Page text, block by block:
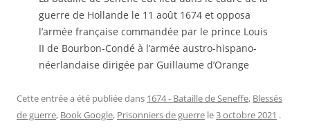
guerre de Hollande le 11 août 1674 et opposa
l’armée française commandée par le prince Louis
II de Bourbon-Condé à l’armée austro-hispano-
néerlandaise dirigée par Guillaume d’Orange
Cette entrée a été publiée dans 1674 - Bataille de Seneffe, Blessés
de guerre, Book Google, Prisonniers de guerre le3 octobre 2021 .